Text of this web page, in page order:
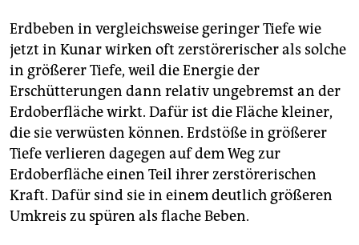
Erdbeben in vergleichsweise geringer Tiefe wie
jetzt in Kunar wirken oft zerstörerischer als solche
in größerer Tiefe, weil die Energie der
Erschütterungen dann relativ ungebremst an der
Erdoberfläche wirkt. Dafür ist die Fläche kleiner,
die sie verwüsten können. Erdstöße in größerer
Tiefe verlieren dagegen auf dem Weg zur
Erdoberfläche einen Teil ihrer zerstörerischen
Kraft. Dafür sind sie in einem deutlich größeren
Umkreis zu spüren als flache Beben.